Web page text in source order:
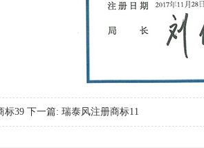
标39 下一篇: 瑞泰风注册商标11